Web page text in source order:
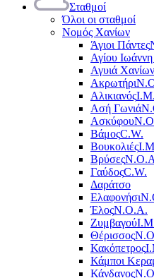
Σταθμοί
Όλοι οι σταθμοί
Νομός Χανίων
Άγιοι Πάντες
Αγίου
Αγυιά Χανίων
Ακρωτήρι
Αλικιανός
Ασή Γωνιά
Ασκύφου
ΒάμοςC.W.
Βουκολιές
Βρύσες
ΓαύδοςC.W.
Δαράτσο
Ελαφονήσι
ΈλοςΝ.Ο.Α.
Ζυμβαγού
Θέρισσος
Κακόπετρος
Κάμποι
Κάνδανος